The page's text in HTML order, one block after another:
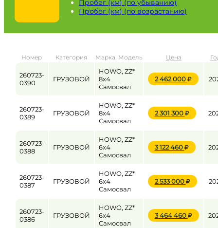
от до
Пробег / Наработка
от
Пробег (км) (по убыванию)
Пробег (км) (по возрастанию)
Номер Категория Марка, Модель Цена
260723-
0390
ГРУЗОВОЙ
HOWO, ZZ*
8x4
Самосвал
2 462 000
260723-
0389
ГРУЗОВОЙ
HOWO, ZZ*
8x4
Самосвал
2 301 300
260723-
0388
ГРУЗОВОЙ
HOWO, ZZ*
6x4
Самосвал
3 122 460
260723-
0387
ГРУЗОВОЙ
HOWO, ZZ*
6x4
Самосвал
2 533 000
260723-
0386
ГРУЗОВОЙ
HOWO, ZZ*
6x4
Самосвал
3 464 460